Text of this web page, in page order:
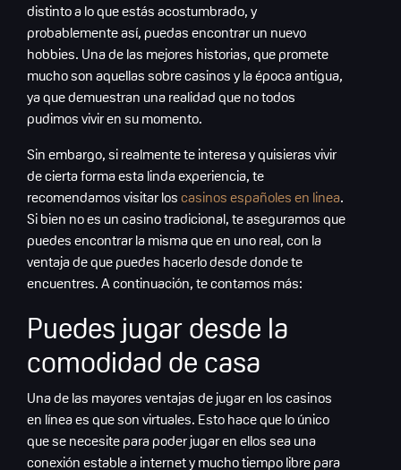
distinto a lo que estás acostumbrado, y
probablemente así, puedas encontrar un nuevo
hobbies. Una de las mejores historias, que promete
mucho son aquellas sobre casinos y la época antigua,
ya que demuestran una realidad que no todos
pudimos vivir en su momento.
Sin embargo, si realmente te interesa y quisieras vivir
de cierta forma esta linda experiencia, te
recomendamos visitar los casinos españoles en linea.
Si bien no es un casino tradicional, te aseguramos que
puedes encontrar la misma que en uno real, con la
ventaja de que puedes hacerlo desde donde te
encuentres. A continuación, te contamos más:
Puedes jugar desde la
comodidad de casa
Una de las mayores ventajas de jugar en los casinos
en línea es que son virtuales. Esto hace que lo único
que se necesite para poder jugar en ellos sea una
conexión estable a internet y mucho tiempo libre para